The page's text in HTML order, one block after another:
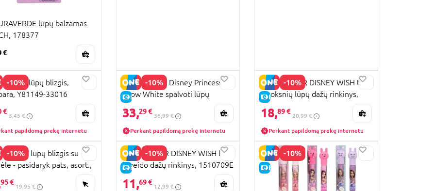
lūpų balzamas
178377
€
-10%
POP lūpų blizgis,
Y81149-33016
€
3,45 €
papildomą prekę internetu
-10%
E-KAINA
LIPSMACKER Disney Princess
Snow White spalvoti lūpų
balzamai obuolyje, 5 vnt.,
1510727E
33,29 €
36,99 €
Perkant papildomą prekę internetu
-10%
E-KAINA
LIP SMACKER DISNEY WISH trijų
sluoksnių lūpų dažų rinkinys,
1510711E
18,89 €
20,99 €
Perkant papildomą prekę internetu
-10%
lūpų blizgis su
- pasidaryk pats, asort.,
95 €
19,95 €
-10%
E-KAINA
LIP SMACKER DISNEY WISH lūpų
ir veido dažų rinkinys, 1510709E
11,69 €
12,99 €
-10%
E-KAINA